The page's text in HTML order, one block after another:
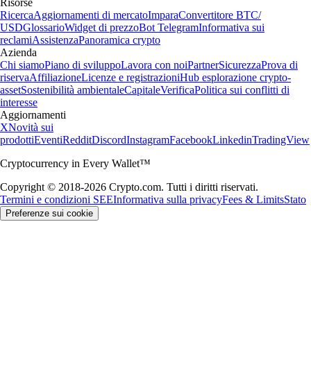
Risorse
RicercaAggiornamenti di mercatoImparaConvertitore BTC/
USDGlossarioWidget di prezzoBot TelegramInformativa sui
reclamiAssistenzaPanoramica crypto
Azienda
Chi siamoPiano di sviluppoLavora con noiPartnerSicurezzaProva di
riservaAffiliazioneLicenze e registrazioniHub esplorazione crypto-
assetSostenibilità ambientaleCapitaleVerificaPolitica sui conflitti di
interesse
Aggiornamenti
XNovità sui
prodottiEventiRedditDiscordInstagramFacebookLinkedinTradingView
Cryptocurrency in Every Wallet™
Copyright © 2018-2026 Crypto.com. Tutti i diritti riservati.
Termini e condizioni SEEInformativa sulla privacyFees & LimitsStato
Preferenze sui cookie